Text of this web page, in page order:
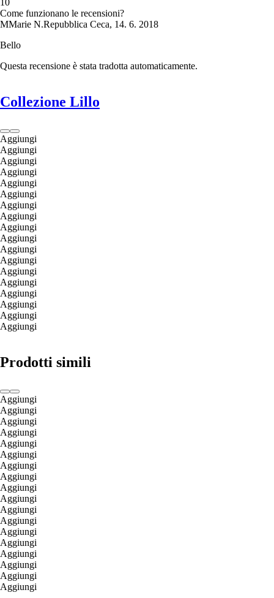
10
Come funzionano le recensioni?
MMarie N.Repubblica Ceca, 14. 6. 2018
Bello
Questa recensione è stata tradotta automaticamente.
Collezione Lillo
Aggiungi
Aggiungi
Aggiungi
Aggiungi
Aggiungi
Aggiungi
Aggiungi
Aggiungi
Aggiungi
Aggiungi
Aggiungi
Aggiungi
Aggiungi
Aggiungi
Aggiungi
Aggiungi
Aggiungi
Aggiungi
Prodotti simili
Aggiungi
Aggiungi
Aggiungi
Aggiungi
Aggiungi
Aggiungi
Aggiungi
Aggiungi
Aggiungi
Aggiungi
Aggiungi
Aggiungi
Aggiungi
Aggiungi
Aggiungi
Aggiungi
Aggiungi
Aggiungi